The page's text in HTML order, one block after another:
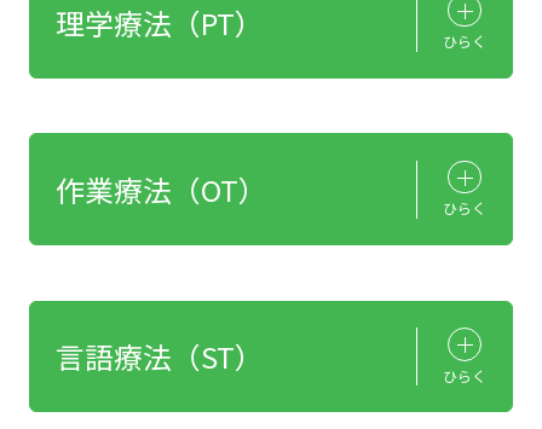
理学療法（PT） ひらく
作業療法（OT） ひらく
言語療法（ST） ひらく